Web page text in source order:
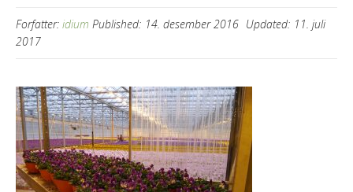
Forfatter: idium Published: 14. desember 2016 Updated: 11. juli
2017